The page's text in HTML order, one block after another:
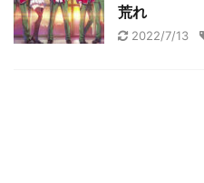
荒れ
2022/7/13